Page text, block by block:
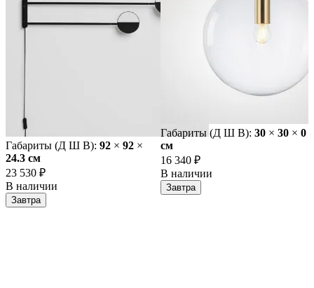
Габариты (Д Ш В): 92 × 92 ×
24.3 cм
23 530 ₽
В наличии
Завтра
Габариты (Д Ш В): 30 × 30 × 0
cм
16 340 ₽
В наличии
Завтра